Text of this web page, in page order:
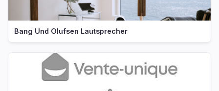
Bang Und Olufsen Lautsprecher